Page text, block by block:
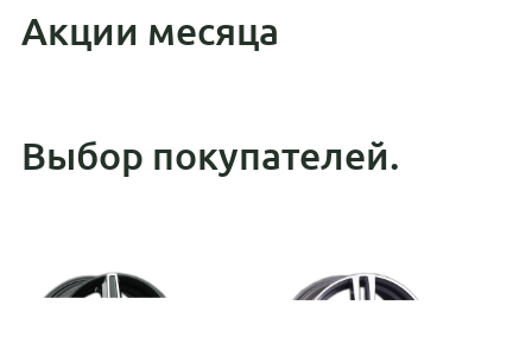
Акции месяца
Выбор покупателей.